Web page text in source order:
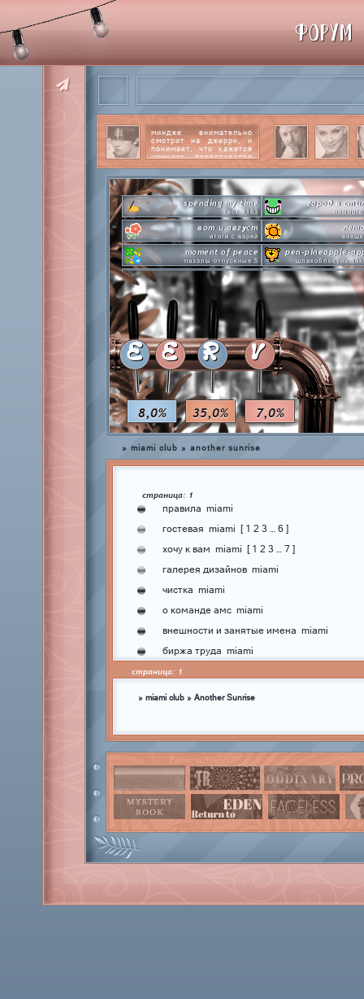
8,0% 35,0% 7,0%
миндже внимательно
смотрит на джерри, и
понимает, что кажется
немного перестарался
далее
spending my time
тест #183
город в
вот и август
итоги с варей
moment of peace
паззлы отпускные 5
pen-pineapple-
шлакоблокунь
hot n cold
охлаждаемся в клабграмме
сделай это
everyone's a star
покупаем звезды
time goes by
private emotion
с днем эмоций #4
hot
летняя
E E R V
ФОРУМ
» miami club » another sunrise
страница: 1
правила miami
гостевая miami [ 1 2 3 6 ]
хочу к вам miami [ 1 2 3 7 ]
галерея дизайнов miami
чистка miami
о команде амс miami
внешности и занятые имена miami
биржа труда miami
страница: 1
» miami club » Another Sunrise